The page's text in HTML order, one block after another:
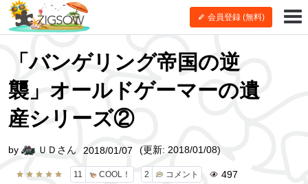
会員登録 (無料)
「バンゲリング帝国の逆
襲」オールドゲーマーの遺
産シリーズ②
11 COOL！ 2 コメント 497
by ＵＤさん 2018/01/07 (更新: 2018/01/08)